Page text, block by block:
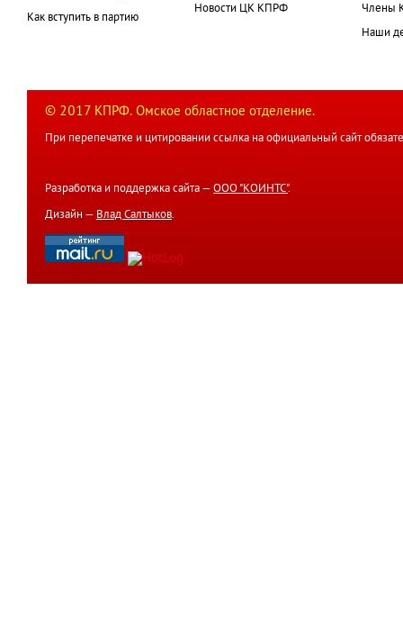
Как вступить в партию
Новости ЦК КПРФ Члены
Наши
© 2017 КПРФ. Омское областное отделение.
При перепечатке и цитировании ссылка на официальный сайт
Разработка и поддержка сайта — ООО "КОИНТС".
Дизайн — Влад Салтыков.